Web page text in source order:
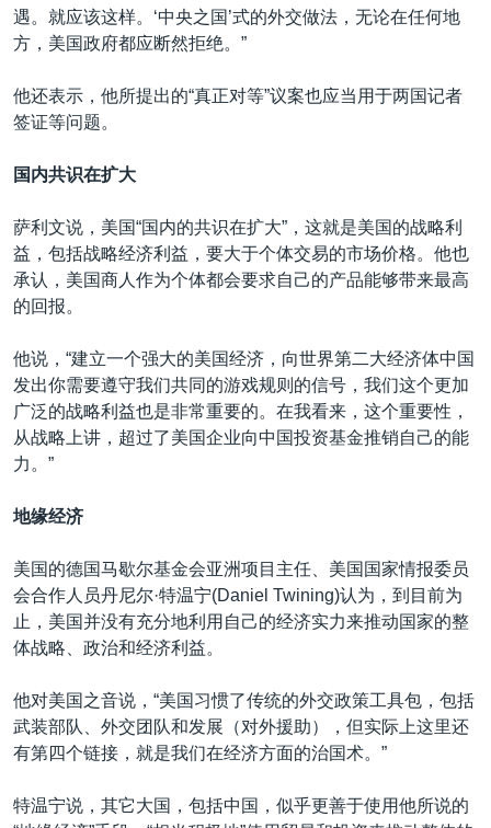
遇。就应该这样。‘中央之国’式的外交做法，无论在任何地
方，美国政府都应断然拒绝。”
他还表示，他所提出的“真正对等”议案也应当用于两国记者
签证等问题。
国内共识在扩大
萨利文说，美国“国内的共识在扩大”，这就是美国的战略利
益，包括战略经济利益，要大于个体交易的市场价格。他也
承认，美国商人作为个体都会要求自己的产品能够带来最高
的回报。
他说，“建立一个强大的美国经济，向世界第二大经济体中国
发出你需要遵守我们共同的游戏规则的信号，我们这个更加
广泛的战略利益也是非常重要的。在我看来，这个重要性，
从战略上讲，超过了美国企业向中国投资基金推销自己的能
力。”
地缘经济
美国的德国马歇尔基金会亚洲项目主任、美国国家情报委员
会合作人员丹尼尔·特温宁(Daniel Twining)认为，到目前为
止，美国并没有充分地利用自己的经济实力来推动国家的整
体战略、政治和经济利益。
他对美国之音说，“美国习惯了传统的外交政策工具包，包括
武装部队、外交团队和发展（对外援助），但实际上这里还
有第四个链接，就是我们在经济方面的治国术。”
特温宁说，其它大国，包括中国，似乎更善于使用他所说的